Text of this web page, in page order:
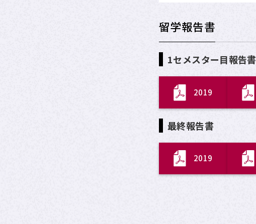
留学報告書
1セメスター目報告書
2019
最終報告書
2019